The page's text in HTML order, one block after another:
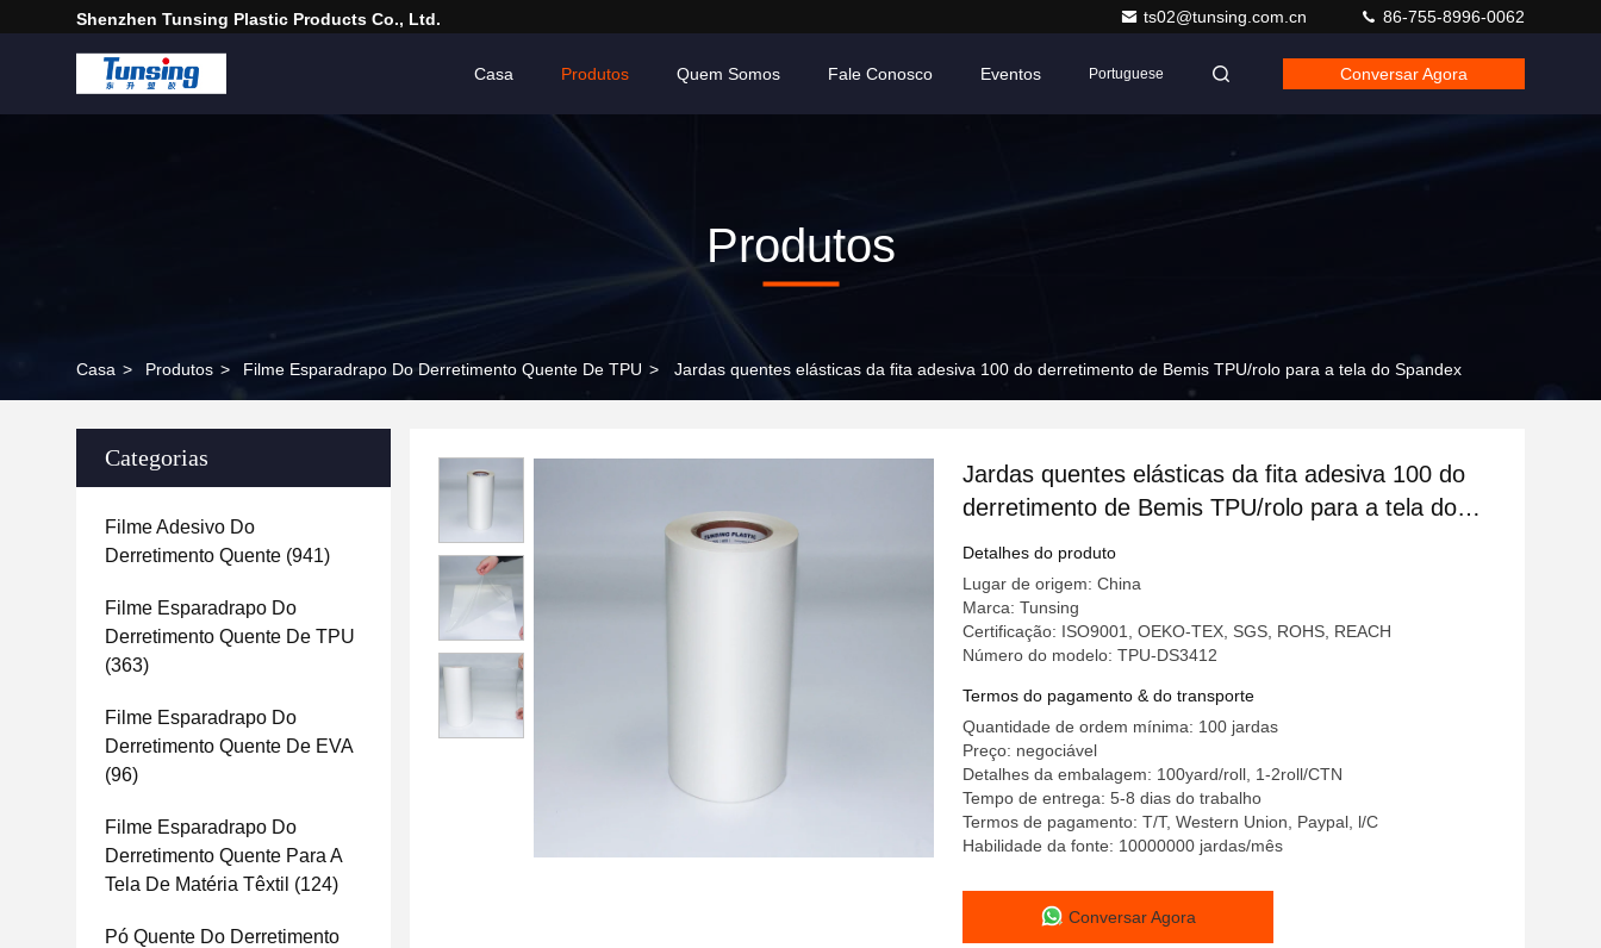
Shenzhen Tunsing Plastic Products Co., Ltd. ts02@tunsing.com.cn 86-755-8996-0062
Casa Produtos Quem Somos Fale Conosco Eventos Portuguese Conversar Agora
Produtos
Casa > Produtos > Filme Esparadrapo Do Derretimento Quente De TPU > Jardas quentes elásticas da fita adesiva 100 do derretimento de Bemis TPU/rolo para a tela do Spandex
Categorias
Filme Adesivo Do
Derretimento Quente (941)
Filme Esparadrapo Do
Derretimento Quente De TPU
(363)
Filme Esparadrapo Do
Derretimento Quente De EVA
(96)
Filme Esparadrapo Do
Derretimento Quente Para A
Tela De Matéria Têxtil (124)
Pó Quente Do Derretimento
Jardas quentes elásticas da fita adesiva 100 do
derretimento de Bemis TPU/rolo para a tela do
Spandex
Detalhes do produto
Lugar de origem: China
Marca: Tunsing
Certificação: ISO9001, OEKO-TEX, SGS, ROHS, REACH
Número do modelo: TPU-DS3412
Termos do pagamento & do transporte
Quantidade de ordem mínima: 100 jardas
Preço: negociável
Detalhes da embalagem: 100yard/roll, 1-2roll/CTN
Tempo de entrega: 5-8 dias do trabalho
Termos de pagamento: T/T, Western Union, Paypal, l/C
Habilidade da fonte: 10000000 jardas/mês
Conversar Agora